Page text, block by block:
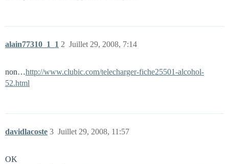
alain77310_1_1 Juillet 29, 2008, 7:14
2
non…http://www.clubic.com/telecharger-fiche25501-alcohol-
52.html
davidlacoste Juillet 29, 2008, 11:57
3
OK